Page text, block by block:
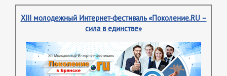
XIII молодежный Интернет-фестиваль «Поколение.RU –
сила в единстве»